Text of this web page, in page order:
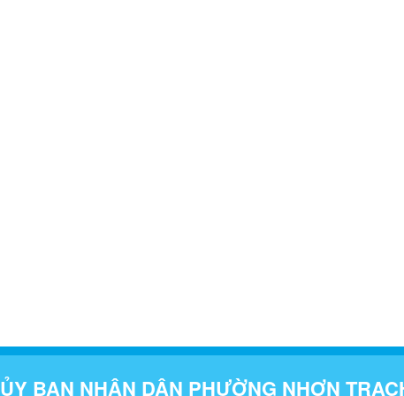
ỦY BAN NHÂN DÂN PHƯỜNG NHƠN